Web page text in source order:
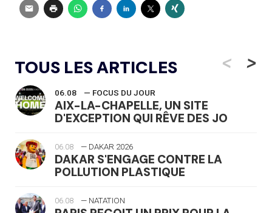
TOUS LES ARTICLES <
06.08 — FOCUS DU JOUR
AIX-LA-CHAPELLE, UN SITE
D'EXCEPTION QUI RÊVE DES JO
06.08 — DAKAR 2026
DAKAR S'ENGAGE CONTRE LA
POLLUTION PLASTIQUE
06.08 — NATATION
>